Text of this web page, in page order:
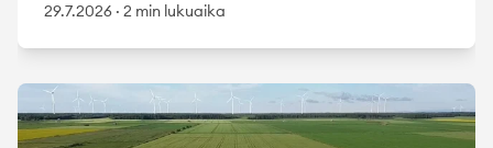
29.7.2026 · 2 min lukuaika